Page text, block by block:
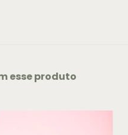
esse produto